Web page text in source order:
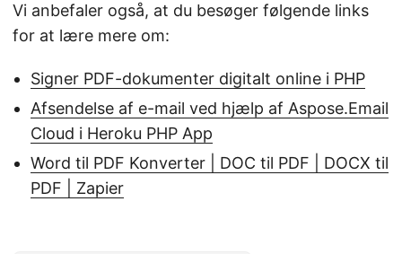
Vi anbefaler også, at du besøger følgende links
for at lære mere om:
Signer PDF-dokumenter digitalt online i PHP
Afsendelse af e-mail ved hjælp af Aspose.Email
Cloud i Heroku PHP App
Word til PDF Konverter | DOC til PDF | DOCX til
PDF | Zapier